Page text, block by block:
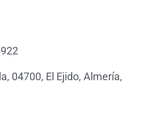
04700, El Ejido, Almería,